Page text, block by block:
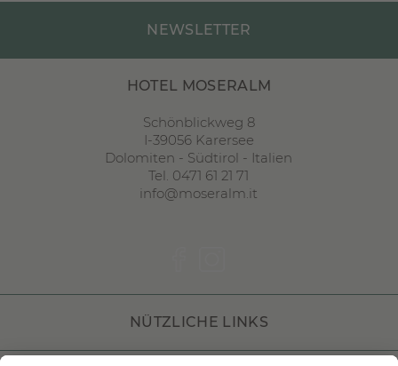
NEWSLETTER
HOTEL MOSERALM
Schönblickweg 8
I-39056 Karersee
Dolomiten - Südtirol - Italien
Tel. 0471 61 21 71
info@moseralm.it
NÜTZLICHE LINKS